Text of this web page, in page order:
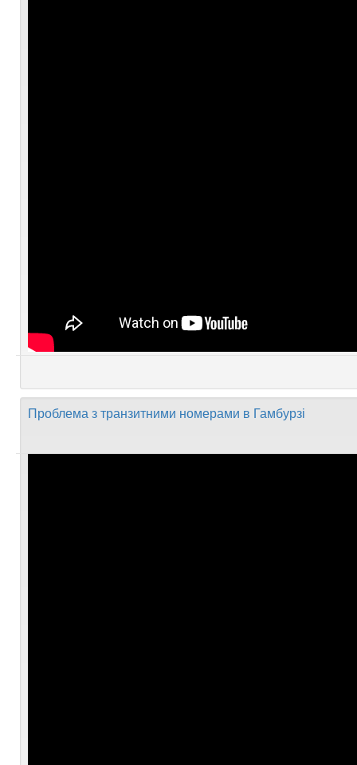
Проблема з транзитними номерами в Гамбурзі